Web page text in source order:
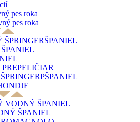
pes roka
pes roka
ŠPRINGERŠPANIEL
VODNÝ ŠPANIEL
ŠPANIEL